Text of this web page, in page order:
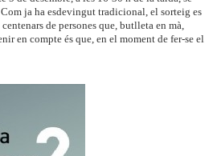
ja ha esdevingut tradicional, el sorteig es
de persones que, butlleta en mà,
en compte és que, en el moment de fer-se el